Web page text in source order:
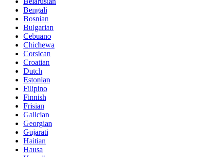
Bengali
Bosnian
Bulgarian
Cebuano
Chichewa
Corsican
Croatian
Dutch
Estonian
Filipino
Finnish
Frisian
Galician
Georgian
Gujarati
Haitian
Hausa